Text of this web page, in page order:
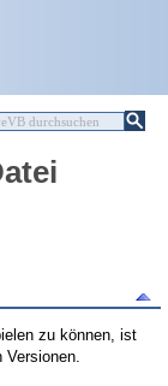
zu können, ist